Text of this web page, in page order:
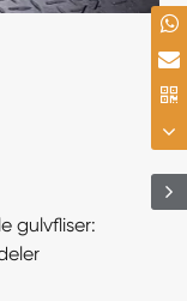
gulvfliser: